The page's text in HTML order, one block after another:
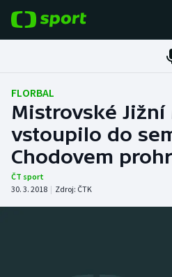
Fotbal
Hokej
Tenis
Atletika
FLORBAL
Mistrovské Jižní
vstoupilo do
Chodovem
ČT sport
30. 3. 2018 | Zdroj: ČTK